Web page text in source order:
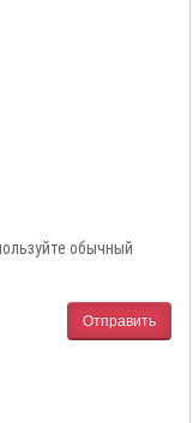
обычный
Отправить